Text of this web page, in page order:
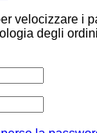
velocizzare i
degli